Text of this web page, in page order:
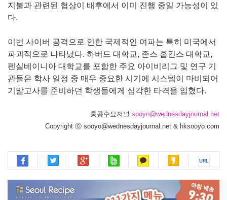
지불과 관련된 협상이 배후에서 이미 진행 중일 가능성이 있
다.
이번 사이버 공격으로 인한 국제적인 여파는 특히 미국에서
파괴적으로 나타났다. 하버드 대학교, 존스 홉킨스 대학교,
펜실베이니아 대학교를 포함한 주요 아이비리그 및 연구 기
관들은 학사 일정 중 매우 중요한 시기에 시스템이 마비되어
기말고사를 준비하던 학생들에게 심각한 타격을 입혔다.
홍콩수요저널 sooyo@wednesdayjournal.net
Copyright ⓒ sooyo@wednesdayjournal.net & hksooyo.com